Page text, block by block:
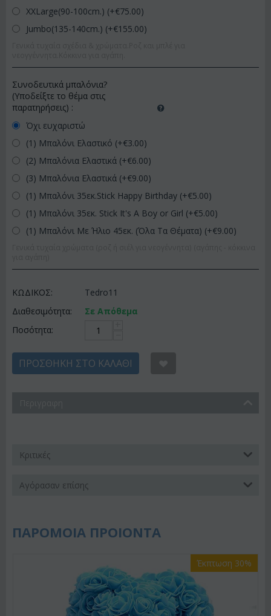
XXLarge(90-100cm.) (+€75.00)
Jumbo(135-140cm.) (+€155.00)
Συνοδευτικά μπαλόνια?
(Υποδείξτε το θέμα στις
παρατηρήσεις) :
Όχι ευχαριστώ
(1) Μπαλόνι Ελαστικό (+€3.00)
(2) Μπαλόνια Ελαστικά (+€6.00)
(3) Μπαλόνια Ελαστικά (+€9.00)
(1) Μπαλόνι 35εκ.Stick Happy Birthday (+€5.00)
(1) Μπαλόνι 35εκ. Stick It's A Boy or Girl (+€5.00)
(1) Μπαλόνι Με Ήλιο 45εκ. (Όλα Τα Θέματα) (+€9.00)
ΚΩΔΙΚΟΣ:
Tedro11
Διαθεσιμότητα:
Σε Απόθεμα
Ποσότητα:
ΠΡΟΣΘΉΚΗ ΣΤΟ ΚΑΛΆΘΙ
Κριτικές
Αγόρασαν επίσης
ΠΑΡΟΜΟΙΑ ΠΡΟΙΟΝΤΑ
Έκπτωση 30%